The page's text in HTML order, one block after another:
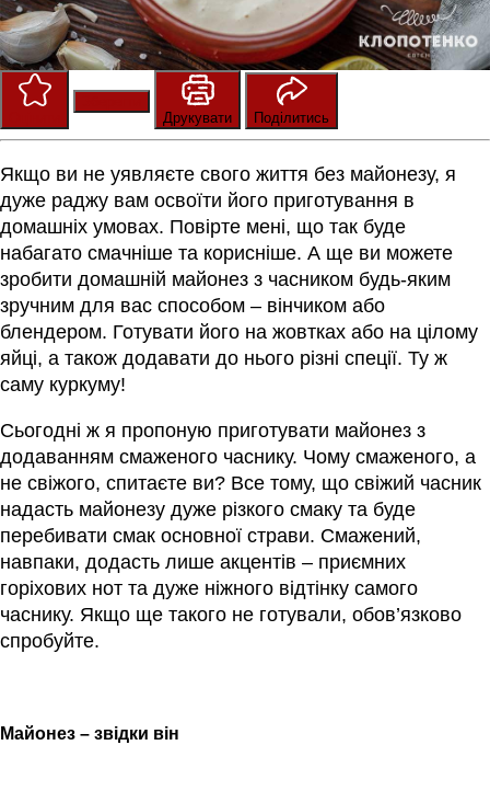
Друкувати
Поділитись
Якщо ви не уявляєте свого життя без майонезу, я
дуже раджу вам освоїти його приготування в
домашніх умовах. Повірте мені, що так буде
набагато смачніше та корисніше. А ще ви можете
зробити домашній майонез з часником будь-яким
зручним для вас способом – вінчиком або
блендером. Готувати його на жовтках або на цілому
яйці, а також додавати до нього різні спеції. Ту ж
саму куркуму!
Сьогодні ж я пропоную приготувати майонез з
додаванням смаженого часнику. Чому смаженого, а
не свіжого, спитаєте ви? Все тому, що свіжий часник
надасть майонезу дуже різкого смаку та буде
перебивати смак основної страви. Смажений,
навпаки, додасть лише акцентів – приємних
горіхових нот та дуже ніжного відтінку самого
часнику. Якщо ще такого не готували, обов’язково
спробуйте.
Майонез – звідки він